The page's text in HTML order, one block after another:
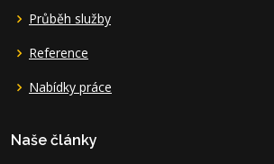
Průběh služby
Reference
Nabídky práce
Naše články